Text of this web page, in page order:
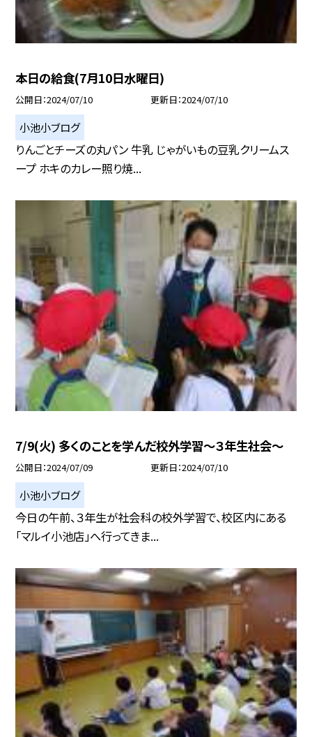
本日の給食(7月10日水曜日)
公開日 2024/07/10 更新日 2024/07/10
小池小ブログ
りんごとチーズの丸パン 牛乳 じゃがいもの豆乳クリームス
ープ ホキのカレー照り焼...
7/9(火) 多くのことを学んだ校外学習〜３年生社会〜
公開日 2024/07/09 更新日 2024/07/10
小池小ブログ
今日の午前、３年生が社会科の校外学習で、校区内にある
「マルイ小池店」へ行ってきま...